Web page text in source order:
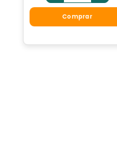
Comprar